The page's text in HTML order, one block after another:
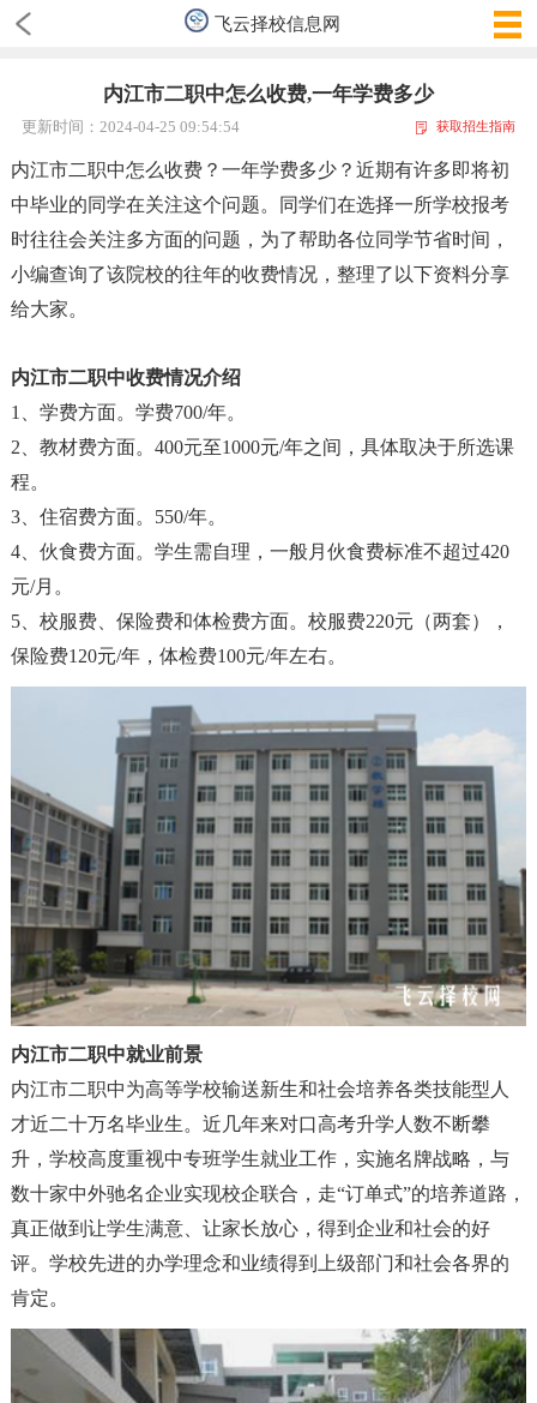
飞云择校信息网
内江市二职中怎么收费,一年学费多少
更新时间：2024-04-25 09:54:54 获取招生指南
内江市二职中怎么收费？一年学费多少？近期有许多即将初
中毕业的同学在关注这个问题。同学们在选择一所学校报考
时往往会关注多方面的问题，为了帮助各位同学节省时间，
小编查询了该院校的往年的收费情况，整理了以下资料分享
给大家。
内江市二职中收费情况介绍
1、学费方面。学费700/年。
2、教材费方面。400元至1000元/年之间，具体取决于所选课
程。
3、住宿费方面。550/年。
4、伙食费方面。学生需自理，一般月伙食费标准不超过420
元/月。
5、校服费、保险费和体检费方面。校服费220元（两套），
保险费120元/年，体检费100元/年左右。
内江市二职中就业前景
内江市二职中为高等学校输送新生和社会培养各类技能型人
才近二十万名毕业生。近几年来对口高考升学人数不断攀
升，学校高度重视中专班学生就业工作，实施名牌战略，与
数十家中外驰名企业实现校企联合，走“订单式”的培养道路，
真正做到让学生满意、让家长放心，得到企业和社会的好
评。学校先进的办学理念和业绩得到上级部门和社会各界的
肯定。